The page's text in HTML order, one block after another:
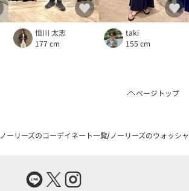
恒川 太志
177 cm
taki
155 cm
ページトップ
ノーリーズのコーデイネート一覧 ノーリーズのウォッシ